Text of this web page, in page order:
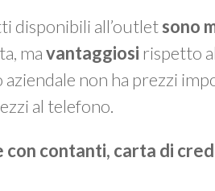
disponibili all’outletsono
mavantaggiosi rispetto
aziendale non ha prezzi
al telefono.
con contanti, carta di